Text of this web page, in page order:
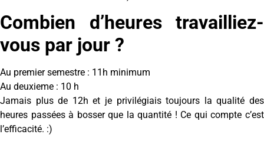
Combien d’heures travailliez-
vous par jour ?
Au premier semestre : 11h minimum
Au deuxieme : 10 h
Jamais plus de 12h et je privilégiais toujours la qualité des
heures passées à bosser que la quantité ! Ce qui compte c’est
l’efficacité. :)